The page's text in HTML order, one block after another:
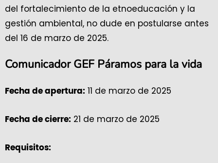
del fortalecimiento de la etnoeducación y la
gestión ambiental, no dude en postularse antes
del 16 de marzo de 2025.
Comunicador GEF Páramos para la vida
Fecha de apertura: 11 de marzo de 2025
Fecha de cierre: 21 de marzo de 2025
Requisitos: